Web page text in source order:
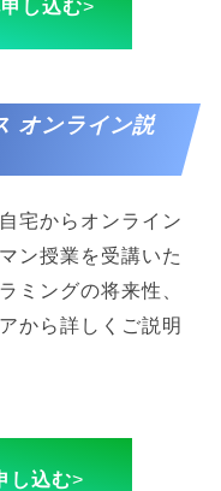
し込む>
オンライン説
宅からオンライン
ン授業を受講いた
ミングの将来性、
から詳しくご説明
し込む>